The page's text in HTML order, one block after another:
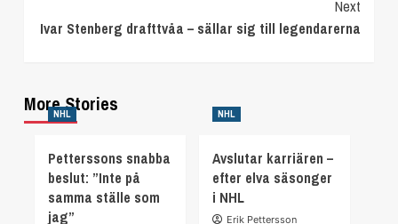
Next
Ivar Stenberg drafttvåa – sällar sig till legendarerna
More Stories
NHL
Petterssons snabba
beslut: ”Inte på
samma ställe som
jag”
NHL
Avslutar karriären –
efter elva säsonger
i NHL
Erik Pettersson